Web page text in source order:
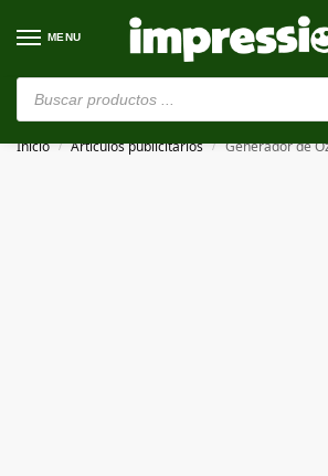
MENU
⚠️ Estamos en pruebas. Si algo falla,
Inicio / Artículos publicitarios / Generador de